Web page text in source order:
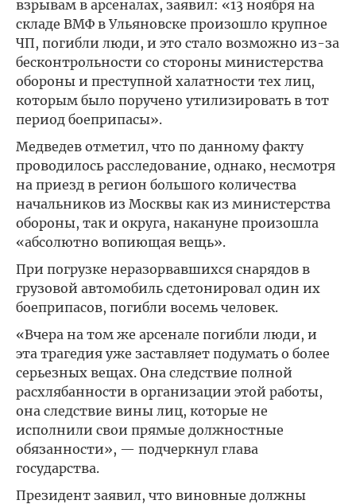
взрывам в арсеналах, заявил: «13 ноября на
складе ВМФ в Ульяновске произошло крупное
ЧП, погибли люди, и это стало возможно из-за
бесконтрольности со стороны министерства
обороны и преступной халатности тех лиц,
которым было поручено утилизировать в тот
период боеприпасы».
Медведев отметил, что по данному факту
проводилось расследование, однако, несмотря
на приезд в регион большого количества
начальников из Москвы как из министерства
обороны, так и округа, накануне произошла
«абсолютно вопиющая вещь».
При погрузке неразорвавшихся снарядов в
грузовой автомобиль сдетонировал один их
боеприпасов, погибли восемь человек.
«Вчера на том же арсенале погибли люди, и
эта трагедия уже заставляет подумать о более
серьезных вещах. Она следствие полной
расхлябанности в организации этой работы,
она следствие вины лиц, которые не
исполнили свои прямые должностные
обязанности», — подчеркнул глава
государства.
Президент заявил, что виновные должны